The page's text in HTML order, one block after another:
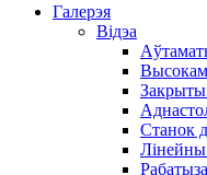
Галерэя
Відэа
Закрыты
Станок
Лінейны